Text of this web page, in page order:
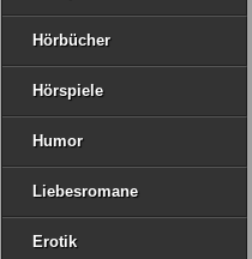
Hörbücher
Hörspiele
Humor
Liebesromane
Erotik